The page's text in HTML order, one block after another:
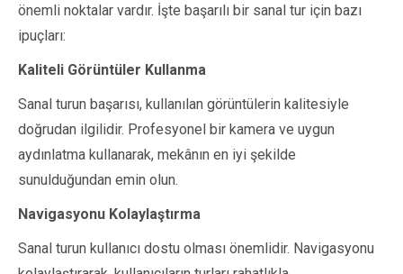
önemli noktalar vardır. İşte başarılı bir sanal tur için bazı
ipuçları:
Kaliteli Görüntüler Kullanma
Sanal turun başarısı, kullanılan görüntülerin kalitesiyle
doğrudan ilgilidir. Profesyonel bir kamera ve uygun
aydınlatma kullanarak, mekânın en iyi şekilde
sunulduğundan emin olun.
Navigasyonu Kolaylaştırma
Sanal turun kullanıcı dostu olması önemlidir. Navigasyonu